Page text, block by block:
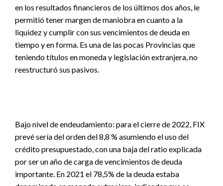
en los resultados financieros de los últimos dos años, le
permitió tener margen de maniobra en cuanto a la
liquidez y cumplir con sus vencimientos de deuda en
tiempo y en forma. Es una de las pocas Provincias que
teniendo títulos en moneda y legislación extranjera, no
reestructuró sus pasivos.
Bajo nivel de endeudamiento: para el cierre de 2022, FIX
prevé sería del orden del 8,8 % asumiendo el uso del
crédito presupuestado, con una baja del ratio explicada
por ser un año de carga de vencimientos de deuda
importante. En 2021 el 78,5% de la deuda estaba